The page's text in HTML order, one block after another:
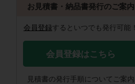
お見積書・納品書発行のご案内
会員登録するといつでも発行可能！
会員登録はこちら
見積書の発行手順についてご案内